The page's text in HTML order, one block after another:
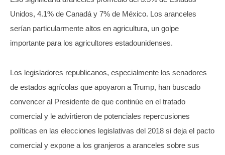
Unidos, 4.1% de Canadá y 7% de México. Los aranceles
serían particularmente altos en agricultura, un golpe
importante para los agricultores estadounidenses.
Los legisladores republicanos, especialmente los senadores
de estados agrícolas que apoyaron a Trump, han buscado
convencer al Presidente de que continúe en el tratado
comercial y le advirtieron de potenciales repercusiones
políticas en las elecciones legislativas del 2018 si deja el pacto
comercial y expone a los granjeros a aranceles sobre sus